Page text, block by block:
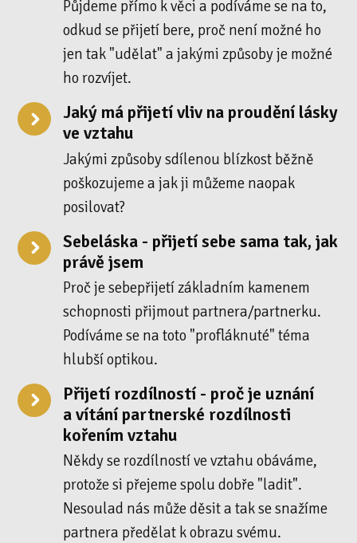
Půjdeme přímo k věci a podíváme se na to,
odkud se přijetí bere, proč není možné ho
jen tak "udělat" a jakými způsoby je možné
ho rozvíjet.
Jaký má přijetí vliv na proudění lásky
ve vztahu
Jakými způsoby sdílenou blízkost běžně
poškozujeme a jak ji můžeme naopak
posilovat?
Sebeláska - přijetí sebe sama tak, jak
právě jsem
Proč je sebepřijetí základním kamenem
schopnosti přijmout partnera/partnerku.
Podíváme se na toto "profláknuté" téma
hlubší optikou.
Přijetí rozdílností - proč je uznání
a vítání partnerské rozdílnosti
kořením vztahu
Někdy se rozdílností ve vztahu obáváme,
protože si přejeme spolu dobře "ladit".
Nesoulad nás může děsit a tak se snažíme
partnera předělat k obrazu svému.